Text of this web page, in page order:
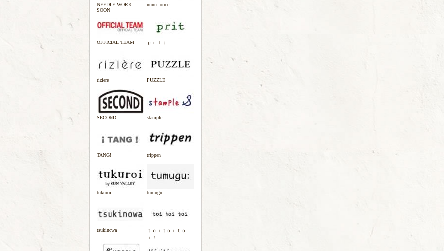
NEEDLE WORK
SOON
nunu forme
OFFICIAL TEAM ｐｒｉｔ
riziere PUZZLE
SECOND stample
TANG! trippen
tukuroi tumugu:
tsukinowa
ｔｏｉｔｏｉｔｏ
ｉ！